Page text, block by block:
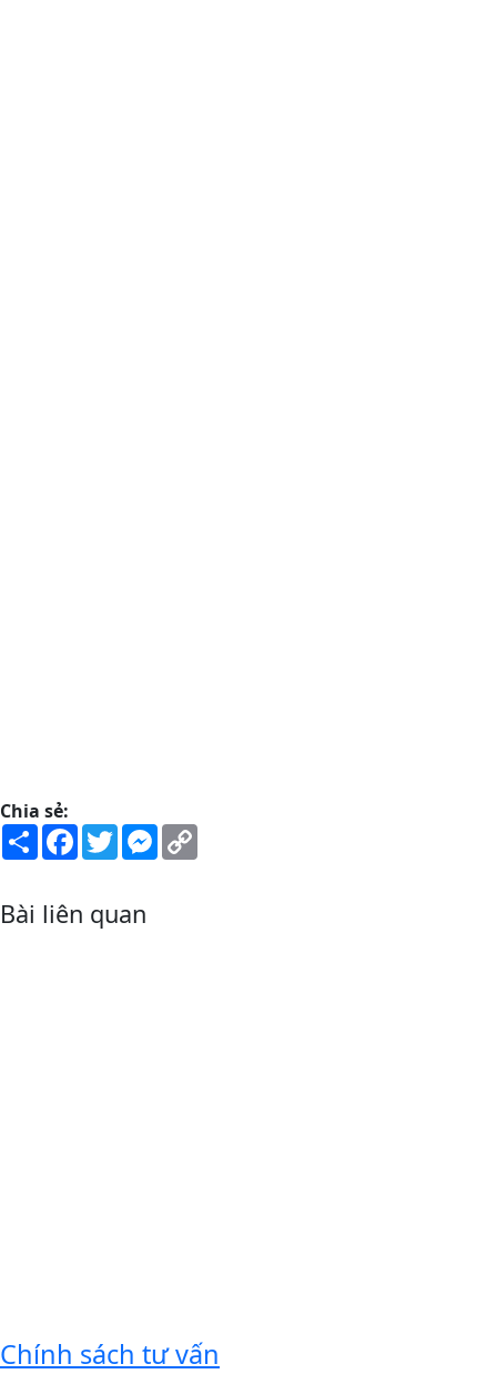
Chia sẻ:
ShareFacebook
TwitterMessenger
Bài liên quan
Chính sách tư vấn